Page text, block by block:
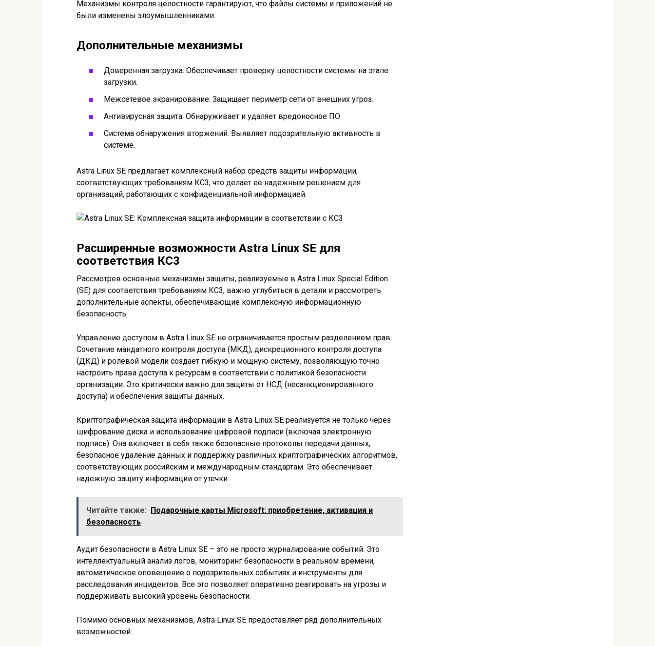
Механизмы контроля целостности гарантируют, что файлы системы и приложений не
были изменены злоумышленниками.
Дополнительные механизмы
Доверенная загрузка: Обеспечивает проверку целостности системы на этапе
загрузки.
Межсетевое экранирование: Защищает периметр сети от внешних угроз.
Антивирусная защита: Обнаруживает и удаляет вредоносное ПО.
Система обнаружения вторжений: Выявляет подозрительную активность в
системе.
Astra Linux SE предлагает комплексный набор средств защиты информации,
соответствующих требованиям КС3, что делает её надежным решением для
организаций, работающих с конфиденциальной информацией.
Расширенные возможности Astra Linux SE для
соответствия КС3
Рассмотрев основные механизмы защиты, реализуемые в Astra Linux Special Edition
(SE) для соответствия требованиям КС3, важно углубиться в детали и рассмотреть
дополнительные аспекты, обеспечивающие комплексную информационную
безопасность.
Управление доступом в Astra Linux SE не ограничивается простым разделением прав.
Сочетание мандатного контроля доступа (МКД), дискреционного контроля доступа
(ДКД) и ролевой модели создает гибкую и мощную систему, позволяющую точно
настроить права доступа к ресурсам в соответствии с политикой безопасности
организации. Это критически важно для защиты от НСД (несанкционированного
доступа) и обеспечения защиты данных.
Криптографическая защита информации в Astra Linux SE реализуется не только через
шифрование диска и использование цифровой подписи (включая электронную
подпись). Она включает в себя также безопасные протоколы передачи данных,
безопасное удаление данных и поддержку различных криптографических алгоритмов,
соответствующих российским и международным стандартам. Это обеспечивает
надежную защиту информации от утечки.
Читайте также:
Подарочные карты Microsoft: приобретение, активация и
безопасность
Аудит безопасности в Astra Linux SE – это не просто журналирование событий. Это
интеллектуальный анализ логов, мониторинг безопасности в реальном времени,
автоматическое оповещение о подозрительных событиях и инструменты для
расследования инцидентов. Все это позволяет оперативно реагировать на угрозы и
поддерживать высокий уровень безопасности.
Помимо основных механизмов, Astra Linux SE предоставляет ряд дополнительных
возможностей: